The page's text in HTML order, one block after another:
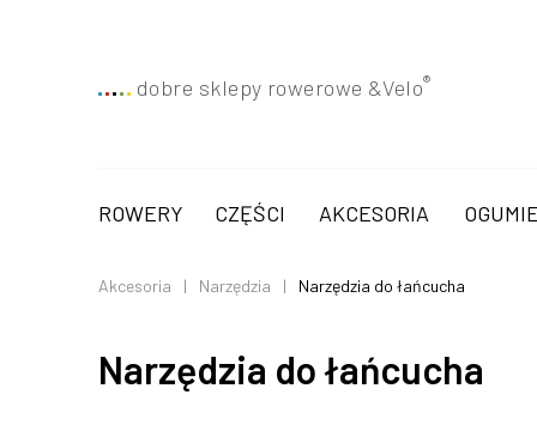
dobre sklepy rowerowe &Velo®
ROWERY CZĘŚCI AKCESORIA
Akcesoria Narzędzia Narzędzia do łańcucha
Narzędzia do łańcucha